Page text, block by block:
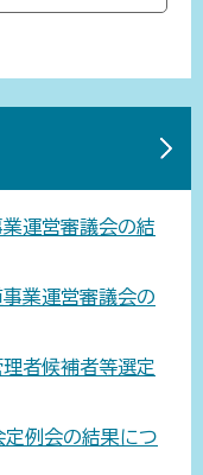
運営審議会の結
業運営審議会の
者候補者等選定
例会の結果につ